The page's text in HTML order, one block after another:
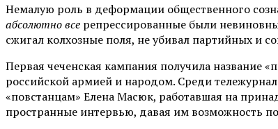
Немалую роль в деформации общественного
абсолютно все репрессированные были
сжигал колхозные поля, не убивал партийных и
Первая чеченская кампания получила название
российской армией и народом. Среди
«повстанцам» Елена Масюк, работавшая на
пространные интервью, давая им возможность